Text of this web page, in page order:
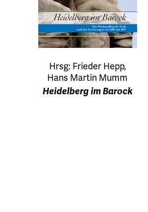
Hrsg: Frieder Hepp,
Hans Martin Mumm
Heidelberg im Barock